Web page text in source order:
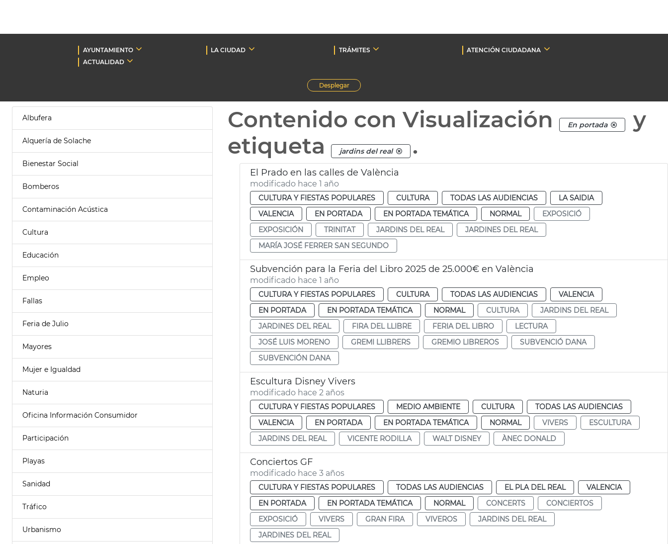
AYUNTAMIENTO LA CIUDAD TRÁMITES
ATENCIÓN CIUDADANA
ACTUALIDAD
Desplegar
Albufera
Alquería de Solache
Bienestar Social
Bomberos
Contaminación Acústica
Cultura
Educación
Empleo
Fallas
Feria de Julio
Mayores
Mujer e Igualdad
Naturia
Oficina Información Consumidor
Participación
Playas
Sanidad
Tráfico
Urbanismo
Contenido con Visualización En portada
y
etiqueta
jardins del real .
El Prado en las calles de València
modificado hace 1 año
CULTURA Y FIESTAS POPULARES CULTURA TODAS LAS AUDIENCIAS
LA SAIDIA
VALENCIA
EN PORTADA EN PORTADA TEMÁTICA NORMAL
EXPOSICIÓ
EXPOSICIÓN
TRINITAT JARDINS DEL REAL
JARDINES DEL REAL
MARÍA JOSÉ FERRER SAN SEGUNDO
Subvención para la Feria del Libro 2025 de 25.000€ en València
modificado hace 1 año
CULTURA Y FIESTAS POPULARES CULTURA TODAS LAS AUDIENCIAS
VALENCIA
EN PORTADA
EN PORTADA TEMÁTICA NORMAL CULTURA
JARDINS DEL REAL
JARDINES DEL REAL
FIRA DEL LLIBRE FERIA DEL LIBRO
LECTURA
JOSÉ LUIS MORENO
GREMI LLIBRERS GREMIO LIBREROS
SUBVENCIÓ DANA
SUBVENCIÓN DANA
Escultura Disney Vivers
modificado hace 2 años
CULTURA Y FIESTAS POPULARES MEDIO AMBIENTE CULTURA
TODAS LAS AUDIENCIAS
VALENCIA
EN PORTADA EN PORTADA TEMÁTICA NORMAL VIVERS
ESCULTURA
JARDINS DEL REAL
VICENTE RODILLA WALT DISNEY ÀNEC DONALD
Conciertos GF
modificado hace 3 años
CULTURA Y FIESTAS POPULARES TODAS LAS AUDIENCIAS EL PLA DEL REAL
VALENCIA
EN PORTADA
EN PORTADA TEMÁTICA NORMAL CONCERTS
CONCIERTOS
EXPOSICIÓ
VIVERS GRAN FIRA VIVEROS
JARDINS DEL REAL
JARDINES DEL REAL